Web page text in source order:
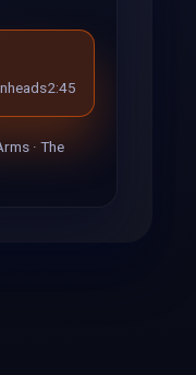
2:45
· The